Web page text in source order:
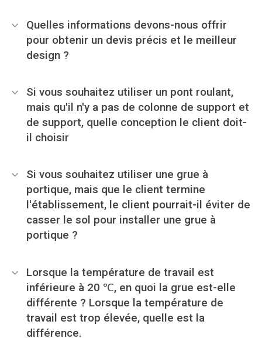
Quelles informations devons-nous offrir
pour obtenir un devis précis et le meilleur
design ?
Si vous souhaitez utiliser un pont roulant,
mais qu'il n'y a pas de colonne de support et
de support, quelle conception le client doit-
il choisir
Si vous souhaitez utiliser une grue à
portique, mais que le client termine
l'établissement, le client pourrait-il éviter de
casser le sol pour installer une grue à
portique ?
Lorsque la température de travail est
inférieure à 20 ℃, en quoi la grue est-elle
différente ? Lorsque la température de
travail est trop élevée, quelle est la
différence.